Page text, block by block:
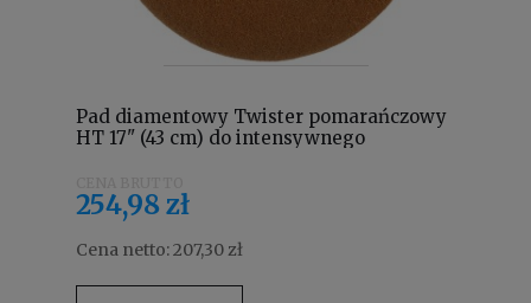
Pad diamentowy Twister pomarańczowy
HT 17" (43 cm) do intensywnego
254,98 zł
Cena netto:207,30 zł